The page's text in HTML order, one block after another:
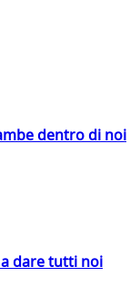
dentro di noi
dare tutti noi